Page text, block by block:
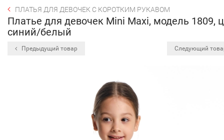
ПЛАТЬЯ ДЛЯ ДЕВОЧЕК С КОРОТКИМ РУКАВОМ
Платье для девочек Mini Maxi, модель 1809,
синий/белый
Предыдущий товар Следующий